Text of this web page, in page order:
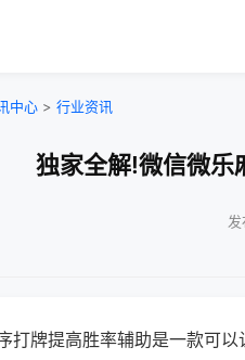
中心 > 行业资讯
独家全解!微信微乐
打牌提高胜率辅助是一款可